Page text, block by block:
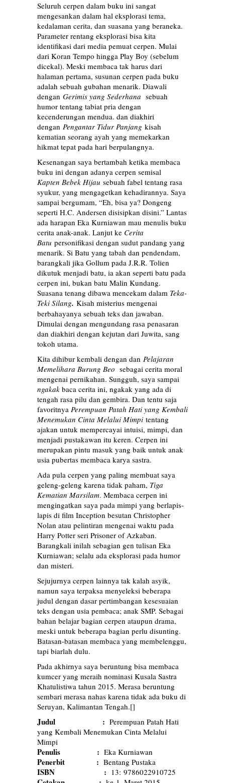
Seluruh cerpen dalam buku ini sangat
mengesankan dalam hal eksplorasi tema,
kedalaman cerita, dan suasana yang beraneka.
Parameter rentang eksplorasi bisa kita
identifikasi dari media pemuat cerpen. Mulai
dari Koran Tempo hingga Play Boy (sebelum
dicekal). Meski membaca tak harus dari
halaman pertama, susunan cerpen pada buku
adalah sebuah gubahan menarik. Diawali
dengan Gerimis yang Sederhana sebuah
humor tentang tabiat pria dengan
kecenderungan mendua. dan diakhiri
dengan Pengantar Tidur Panjang kisah
kematian seorang ayah yang memekarkan
hikmat tepat pada hari berpulangnya.
Kesenangan saya bertambah ketika membaca
buku ini dengan adanya cerpen semisal
Kapten Bebek Hijau sebuah fabel tentang rasa
syukur, yang mengagetkan kehadirannya. Saya
sampai bergumam, “Eh, bisa ya? Dongeng
seperti H.C. Andersen disisipkan disini.” Lantas
ada harapan Eka Kurniawan mau menulis buku
cerita anak-anak. Lanjut ke Cerita
Batu personifikasi dengan sudut pandang yang
menarik. Si Batu yang tabah dan pendendam,
barangkali jika Gollum pada J.R.R. Tolien
dikutuk menjadi batu, ia akan seperti batu pada
cerpen ini, bukan batu Malin Kundang.
Suasana tenang dibawa mencekam dalam Teka-
Teki Silang. Kisah misterius mengenai
berbahayanya sebuah teks dan jawaban.
Dimulai dengan mengundang rasa penasaran
dan diakhiri dengan kejutan dari Juwita, sang
tokoh utama.
Kita dihibur kembali dengan dan Pelajaran
Memelihara Burung Beo sebagai cerita moral
mengenai pernikahan. Sungguh, saya sampai
ngakak baca cerita ini, ngakak yang ada di
tengah rasa pilu dan gembira. Dan tentu saja
favoritnya Perempuan Patah Hati yang Kembali
Menemukan Cinta Melalui Mimpi tentang
ajakan untuk mempercayai intuisi, mimpi, dan
menjadi pustakawan itu keren. Cerpen ini
merupakan pintu masuk yang baik untuk anak
usia pubertas membaca karya sastra.
Ada pula cerpen yang paling membuat saya
geleng-geleng karena tidak paham, Tiga
Kematian Marsilam. Membaca cerpen ini
mengingatkan saya pada mimpi yang berlapis-
lapis di film Inception besutan Christopher
Nolan atau pelintiran mengenai waktu pada
Harry Potter seri Prisoner of Azkaban.
Barangkali inilah sebagian gen tulisan Eka
Kurniawan; selalu ada eksplorasi pada humor
dan misteri.
Sejujurnya cerpen lainnya tak kalah asyik,
namun saya terpaksa menyeleksi beberapa
judul dengan dasar pertimbangan kesesuaian
teks dengan usia pembaca; anak SMP. Sebagai
bahan belajar bagian cerpen ataupun drama,
meski untuk beberapa bagian perlu disunting.
Batasan-batasan membaca yang membelenggu,
tapi biarlah dulu.
Pada akhirnya saya beruntung bisa membaca
kumcer yang meraih nominasi Kusala Sastra
Khatulistiwa tahun 2015. Merasa beruntung
sembari merasa nahas karena tidak ada buku di
Seruyan, Kalimantan Tengah.[]
Judul : Perempuan Patah Hati
yang Kembali Menemukan Cinta Melalui
Mimpi
Penulis : Eka Kurniawan
Penerbit : Bentang Pustaka
ISBN : 13: 9786022910725